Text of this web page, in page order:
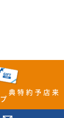
来店予約特典